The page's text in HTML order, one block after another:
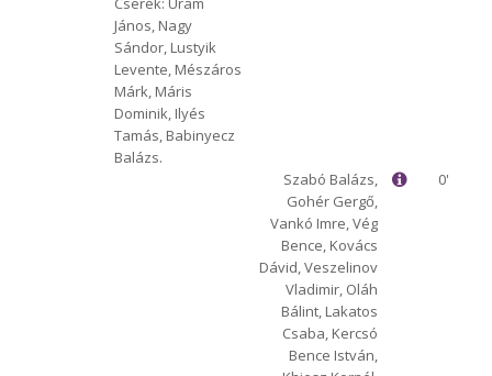
János, Nagy
Sándor, Lustyik
Levente, Mészáros
Márk, Máris
Dominik, Ilyés
Tamás, Babinyecz
Balázs.
0'
Szabó Balázs,
Gohér Gergő,
Vankó Imre, Vég
Bence, Kovács
Dávid, Veszelinov
Vladimir, Oláh
Bálint, Lakatos
Csaba, Kercsó
Bence István,